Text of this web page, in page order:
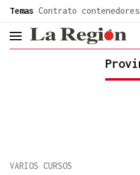
Temas Contrato contenedores
header.menu.open
VARIOS CURSOS